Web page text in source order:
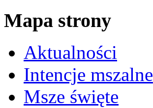
Mapa strony
Aktualności
Intencje mszalne
Msze święte